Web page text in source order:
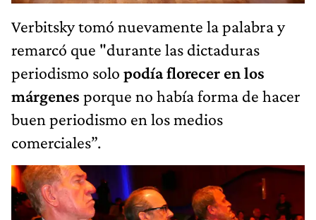
Verbitsky tomó nuevamente la palabra y
remarcó que "durante las dictaduras
periodismo solo podía florecer en los
márgenes porque no había forma de hacer
buen periodismo en los medios
comerciales”.